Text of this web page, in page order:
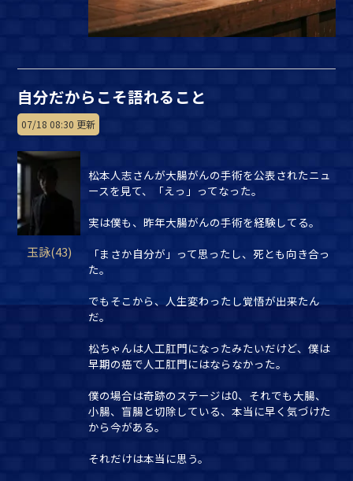
自分だからこそ語れること
07/18 08:30 更新
玉詠(43)
松本人志さんが大腸がんの手術を公表されたニュ
ースを見て、「えっ」ってなった。
実は僕も、昨年大腸がんの手術を経験してる。
「まさか自分が」って思ったし、死とも向き合っ
た。
でもそこから、人生変わったし覚悟が出来たん
だ。
松ちゃんは人工肛門になったみたいだけど、僕は
早期の癌で人工肛門にはならなかった。
僕の場合は奇跡のステージは0、それでも大腸、
小腸、盲腸と切除している、本当に早く気づけた
から今がある。
それだけは本当に思う。